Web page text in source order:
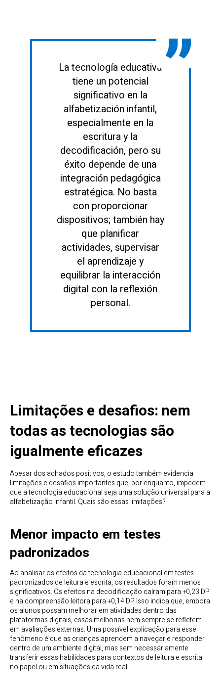
La tecnología educativa
tiene un potencial
significativo en la
alfabetización infantil,
especialmente en la
escritura y la
decodificación, pero su
éxito depende de una
integración pedagógica
estratégica. No basta
con proporcionar
dispositivos; también hay
que planificar
actividades, supervisar
el aprendizaje y
equilibrar la interacción
digital con la reflexión
personal.
Limitações e desafios: nem
todas as tecnologias são
igualmente eficazes
Apesar dos achados positivos, o estudo também evidencia
limitações e desafios importantes que, por enquanto, impedem
que a tecnologia educacional seja uma solução universal para a
alfabetização infantil. Quais são essas limitações?
Menor impacto em testes
padronizados
Ao analisar os efeitos da tecnologia educacional em testes
padronizados de leitura e escrita, os resultados foram menos
significativos. Os efeitos na decodificação caíram para +0,23 DP
e na compreensão leitora para +0,14 DP. Isso indica que, embora
os alunos possam melhorar em atividades dentro das
plataformas digitais, essas melhorias nem sempre se refletem
em avaliações externas. Uma possível explicação para esse
fenômeno é que as crianças aprendem a navegar e responder
dentro de um ambiente digital, mas sem necessariamente
transferir essas habilidades para contextos de leitura e escrita
no papel ou em situações da vida real.